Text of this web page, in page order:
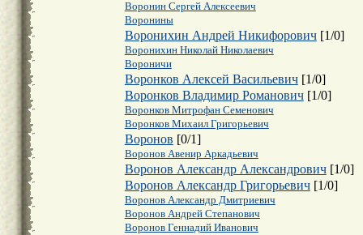
Воронин Сергей Алексеевич
Воронины
Воронихин Андрей Никифорович[1/0]
Воронихин Николай Николаевич
Вороничи
Воронков Алексей Васильевич[1/0]
Воронков Владимир Романович[1/0]
Воронков Митрофан Семенович
Воронков Михаил Григорьевич
Воронов [0/1]
Воронов Авенир Аркадьевич
Воронов Александр Александрович[1/0]
Воронов Александр Григорьевич[1/0]
Воронов Александр Дмитриевич
Воронов Андрей Степанович
Воронов Геннадий Иванович